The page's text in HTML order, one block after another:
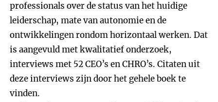
professionals over de status van het huidige
leiderschap, mate van autonomie en de
ontwikkelingen rondom horizontaal werken. Dat
is aangevuld met kwalitatief onderzoek,
interviews met 52 CEO’s en CHRO’s. Citaten uit
deze interviews zijn door het gehele boek te
vinden.